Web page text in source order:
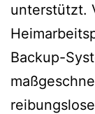
unterstützt.
Backup-